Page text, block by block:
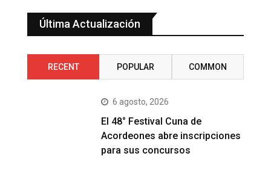
Última Actualización
RECENT POPULAR COMMON
6 agosto, 2026
El 48° Festival Cuna de
Acordeones abre inscripciones
para sus concursos